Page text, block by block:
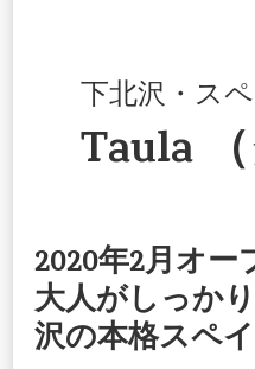
下北沢・ス
Taula
2020年2月オー
大人がしっか
沢の本格スペ